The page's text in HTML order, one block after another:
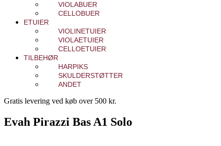
VIOLABUER
CELLOBUER
ETUIER
VIOLINETUIER
VIOLAETUIER
CELLOETUIER
TILBEHØR
HARPIKS
SKULDERSTØTTER
ANDET
Gratis levering ved køb over 500 kr.
Evah Pirazzi Bas A1 Solo